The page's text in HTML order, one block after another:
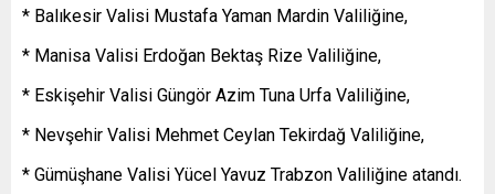
* Balıkesir Valisi Mustafa Yaman Mardin Valiliğine,
* Manisa Valisi Erdoğan Bektaş Rize Valiliğine,
* Eskişehir Valisi Güngör Azim Tuna Urfa Valiliğine,
* Nevşehir Valisi Mehmet Ceylan Tekirdağ Valiliğine,
* Gümüşhane Valisi Yücel Yavuz Trabzon Valiliğine atandı.